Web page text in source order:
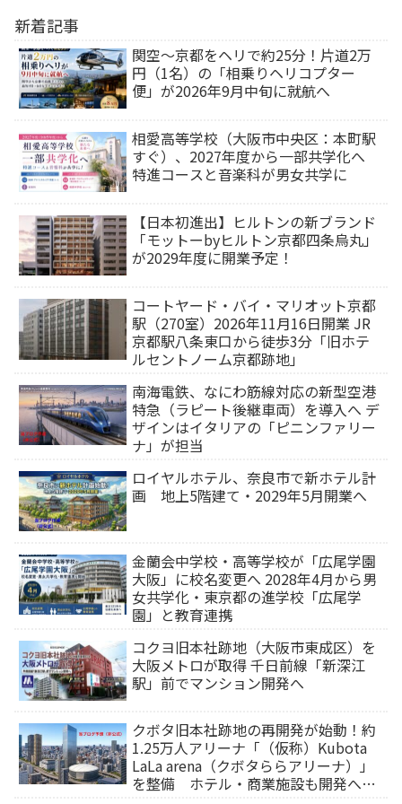
新着記事
関空～京都をヘリで約25分！片道2万
円（1名）の「相乗りヘリコプター
便」が2026年9月中旬に就航へ
相愛高等学校（大阪市中央区：本町駅
すぐ）、2027年度から一部共学化へ
特進コースと音楽科が男女共学に
【日本初進出】ヒルトンの新ブランド
「モットーbyヒルトン京都四条烏丸」
が2029年度に開業予定！
コートヤード・バイ・マリオット京都
駅（270室）2026年11月16日開業 JR
京都駅八条東口から徒歩3分「旧ホテ
ルセントノーム京都跡地」
南海電鉄、なにわ筋線対応の新型空港
特急（ラピート後継車両）を導入へ デ
ザインはイタリアの「ピニンファリー
ナ」が担当
ロイヤルホテル、奈良市で新ホテル計
画 地上5階建て・2029年5月開業へ
金蘭会中学校・高等学校が「広尾学園
大阪」に校名変更へ 2028年4月から男
女共学化・東京都の進学校「広尾学
園」と教育連携
コクヨ旧本社跡地（大阪市東成区）を
大阪メトロが取得 千日前線「新深江
駅」前でマンション開発へ
クボタ旧本社跡地の再開発が始動！約
1.25万人アリーナ「（仮称）Kubota
LaLa arena（クボタららアリーナ）」
を整備 ホテル・商業施設も開発へ